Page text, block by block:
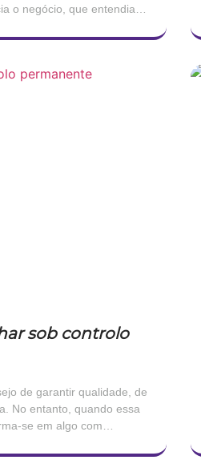
o negócio, que entendia
sob controlo
de garantir qualidade, de
No entanto, quando essa
se em algo com